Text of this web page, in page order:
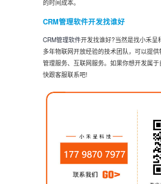
的时间成本。
CRM管理软件开发找谁好
CRM管理软件开发找谁好?当然是找小禾呈
多年物联网开放经验的技术团队，可以提
管理服务、互联网服务。如果你想开发属
快跟客服联系吧!